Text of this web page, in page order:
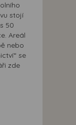
stojí
50
Areál
nebo
se
zde